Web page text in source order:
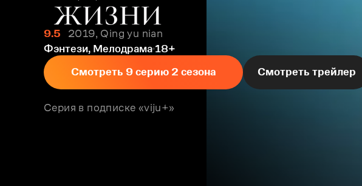
9.5
2019, Qing yu nian
Фэнтези, Мелодрама 18+
Смотреть 9 серию 2 сезона
Смотреть трейлер
Серия в подписке «viju+»